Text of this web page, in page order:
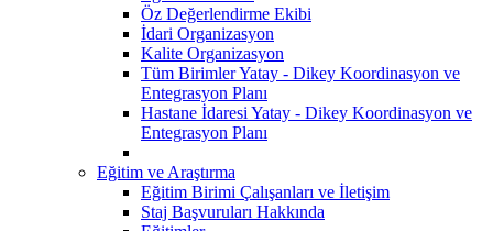
Öz Değerlendirme Ekibi
İdari Organizasyon
Kalite Organizasyon
Tüm Birimler Yatay - Dikey Koordinasyon ve
Entegrasyon Planı
Hastane İdaresi Yatay - Dikey Koordinasyon ve
Entegrasyon Planı
Eğitim ve Araştırma
Eğitim Birimi Çalışanları ve İletişim
Staj Başvuruları Hakkında